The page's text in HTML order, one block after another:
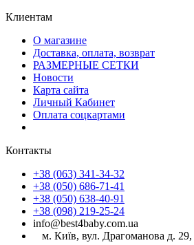
Клиентам
О магазине
Доставка, оплата, возврат
РАЗМЕРНЫЕ СЕТКИ
Новости
Карта сайта
Личный Кабинет
Оплата соцкартами
Контакты
+38 (063) 341-34-32
+38 (050) 686-71-41
+38 (050) 638-40-91
+38 (098) 219-25-24
info@best4baby.com.ua
м. Київ, вул. Драгоманова д.